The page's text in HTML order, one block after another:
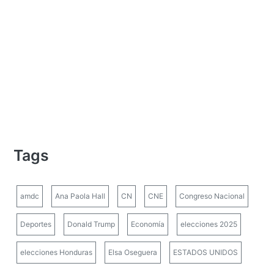
Tags
amdc Ana Paola Hall CN CNE Congreso Nacional
Deportes Donald Trump Economía elecciones 2025
elecciones Honduras Elsa Oseguera ESTADOS UNIDOS